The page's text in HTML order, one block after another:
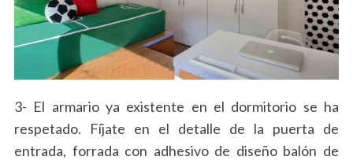
3- El armario ya existente en el dormitorio se ha
respetado. Fíjate en el detalle de la puerta de
entrada, forrada con adhesivo de diseño balón de